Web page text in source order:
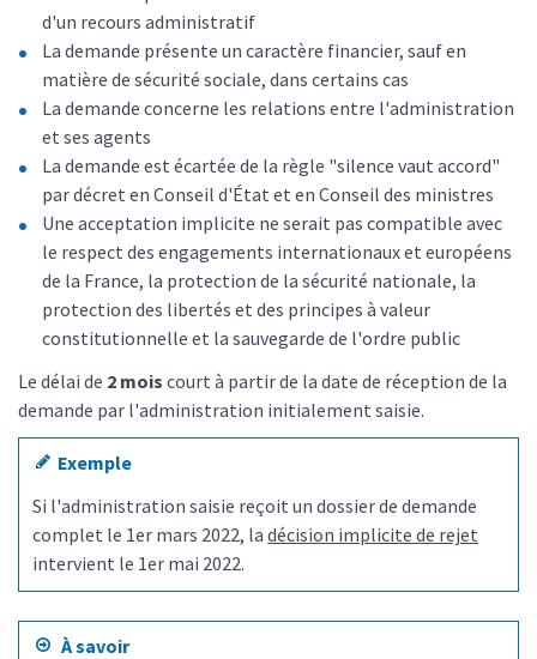
d'un recours administratif
La demande présente un caractère financier, sauf en
matière de sécurité sociale, dans certains cas
La demande concerne les relations entre l'administration
et ses agents
La demande est écartée de la règle "silence vaut accord"
par décret en Conseil d'État et en Conseil des ministres
Une acceptation implicite ne serait pas compatible avec
le respect des engagements internationaux et européens
de la France, la protection de la sécurité nationale, la
protection des libertés et des principes à valeur
constitutionnelle et la sauvegarde de l'ordre public
Le délai de 2 mois court à partir de la date de réception de la
demande par l'administration initialement saisie.
Exemple
Si l'administration saisie reçoit un dossier de demande
complet le 1er mars 2022, ladécision implicite de rejet
intervient le 1er mai 2022.
À savoir